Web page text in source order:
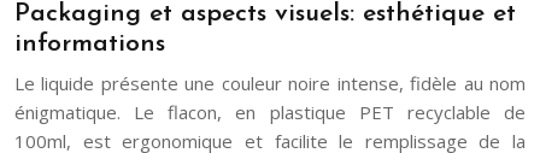
Packaging et aspects visuels: esthétique et
informations
Le liquide présente une couleur noire intense, fidèle au nom
énigmatique. Le flacon, en plastique PET recyclable de
100ml, est ergonomique et facilite le remplissage de la